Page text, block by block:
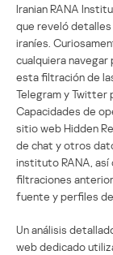
Iranian RANA
que reveló
iraníes.
cualquiera
esta filtración de
Telegram y Twitter
Capacidades de
sitio web Hidden
de chat y otros
instituto RANA, así
filtraciones
fuente y perfiles
Un análisis
web dedicado